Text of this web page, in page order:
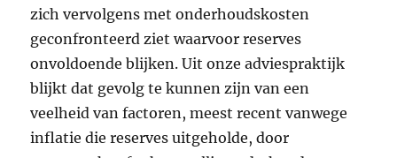
zich vervolgens met onderhoudskosten
geconfronteerd ziet waarvoor reserves
onvoldoende blijken. Uit onze adviespraktijk
blijkt dat gevolg te kunnen zijn van een
veelheid van factoren, meest recent vanwege
inflatie die reserves uitgeholde, door